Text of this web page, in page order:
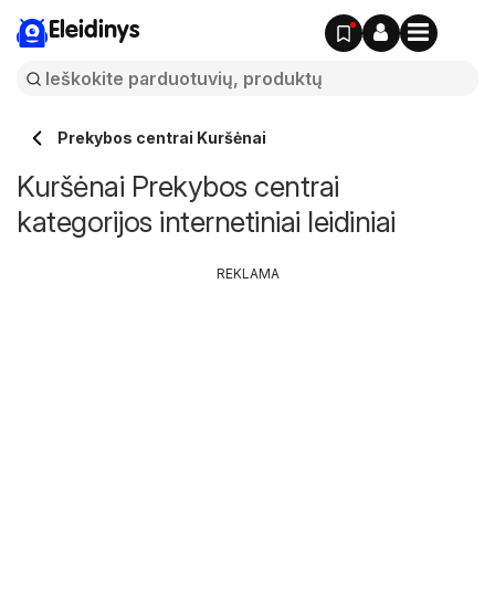
Eleidinys
Prekybos centrai Kuršėnai
Kuršėnai Prekybos centrai
kategorijos internetiniai leidiniai
REKLAMA